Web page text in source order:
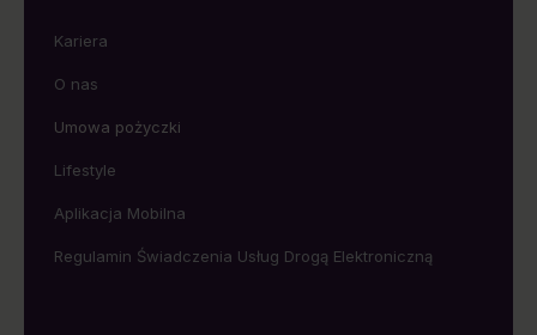
Kariera
O nas
Umowa pożyczki
Lifestyle
Aplikacja Mobilna
Regulamin Świadczenia Usług Drogą Elektroniczną